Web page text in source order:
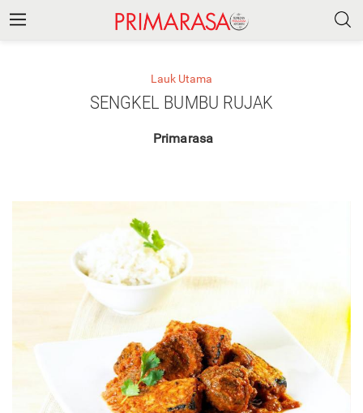
Lauk Utama
SENGKEL BUMBU RUJAK
Primarasa